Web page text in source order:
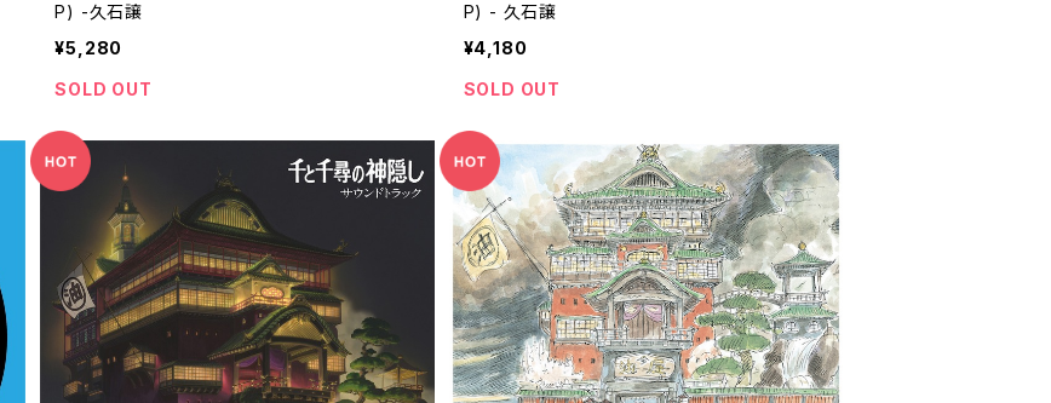
P) -久石譲
¥5,280
SOLD OUT
P) - 久石譲
¥4,180
SOLD OUT